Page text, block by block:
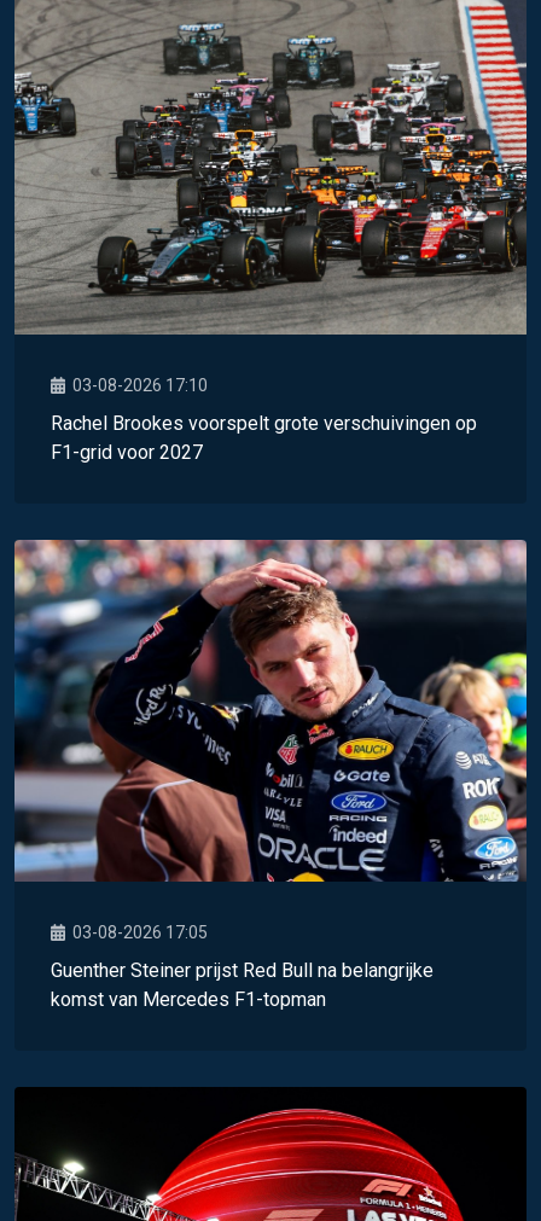
03-08-2026 17:10
Rachel Brookes voorspelt grote verschuivingen op
F1-grid voor 2027
03-08-2026 17:05
Guenther Steiner prijst Red Bull na belangrijke
komst van Mercedes F1-topman